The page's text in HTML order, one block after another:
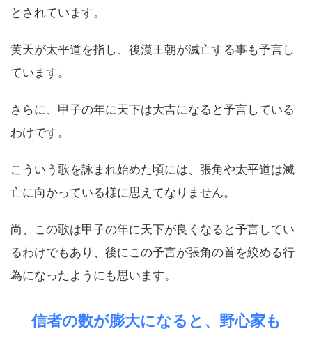
とされています。
黄天が太平道を指し、後漢王朝が滅亡する事も予言し
ています。
さらに、甲子の年に天下は大吉になると予言している
わけです。
こういう歌を詠まれ始めた頃には、張角や太平道は滅
亡に向かっている様に思えてなりません。
尚、この歌は甲子の年に天下が良くなると予言してい
るわけでもあり、後にこの予言が張角の首を絞める行
為になったようにも思います。
信者の数が膨大になると、野心家も